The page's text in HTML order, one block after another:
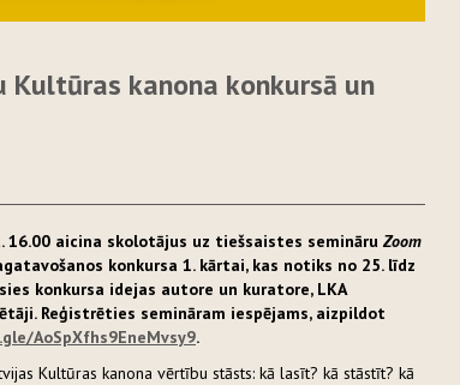
kanona konkursā un
aicina skolotājus uz tiešsaistes semināru Zoom
konkursa 1. kārtai, kas notiks no 25. līdz
konkursa idejas autore un kuratore, LKA
Reģistrēties semināram iespējams, aizpildot
AoSpXfhs9EneMvsy9.
Kultūras kanona vērtību stāsts: kā lasīt? kā stāstīt? kā